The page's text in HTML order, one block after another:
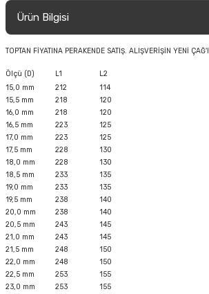
Ürün Bilgisi
TOPTAN FİYATINA PERAKENDE SATIŞ. ALIŞVERİŞİN YENİ ÇAĞ'I
Ölçü (D) L1
L2
15,0 mm
212
114
15,5 mm
218
120
16,0 mm
218
120
16,5 mm
223
125
17,0 mm
223
125
17,5 mm
228
130
18,0 mm
228
130
18,5 mm
233
135
19,0 mm
233
135
19,5 mm
238
140
20,0 mm
238
140
20,5 mm
243
145
21,0 mm
243
145
21,5 mm
248
150
22,0 mm
248
150
22,5 mm
253
155
23,0 mm
253
155